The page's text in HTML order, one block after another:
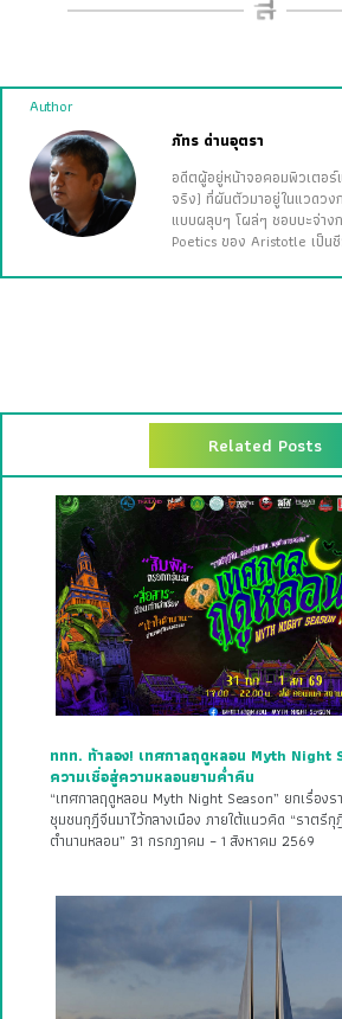
Author
ภัทร ด่านอุตรา
อดีตผู้อยู่หน้าจอคอมพิวเตอร์
จริง) ที่ผันตัวมาอยู่ในแวดว
แบบผลุบๆ โผล่ๆ ชอบบะจ่าง
Poetics ของ Aristotle เป็น
Related Posts
ททท. ท้าลอง! เทศกาลฤดูหลอน Myth Night
ความเชื่อสู่ความหลอนยามค่ำคืน
“เทศกาลฤดูหลอน Myth Night Season” ยกเรื่อง
ชุมชนกุฎีจีนมาไว้กลางเมือง ภายใต้แนวคิด “ราตรี
ตำนานหลอน” 31 กรกฎาคม – 1 สิงหาคม 2569